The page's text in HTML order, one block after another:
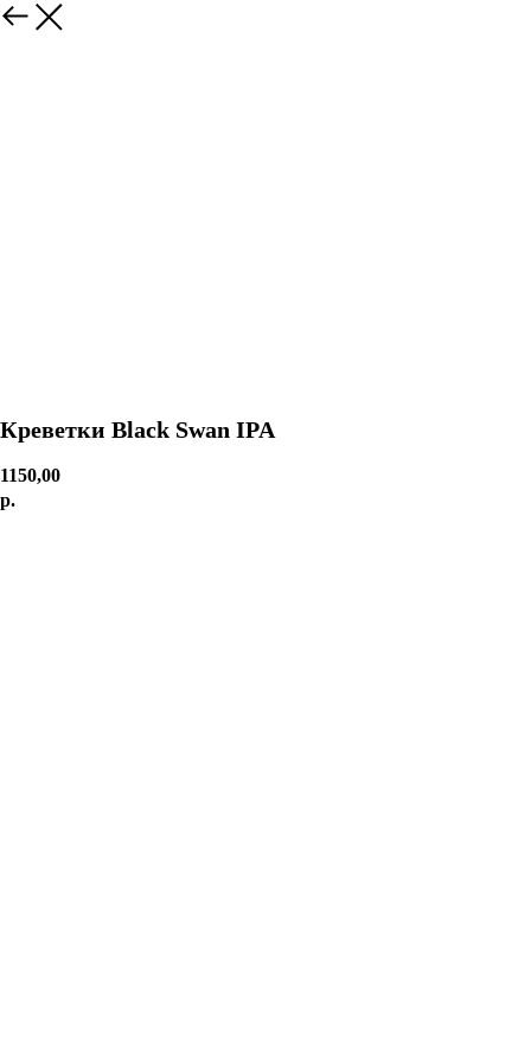
Креветки Black Swan IPA
1150,00
р.